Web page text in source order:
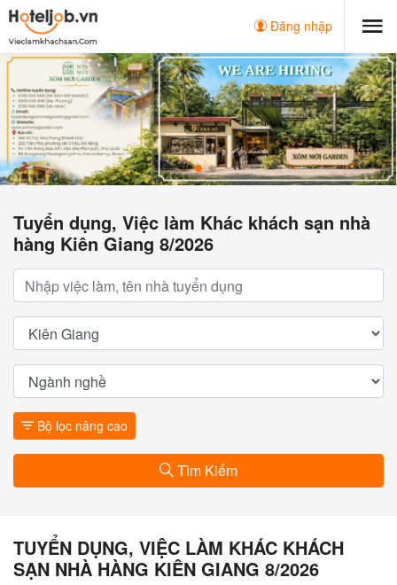
Đăng nhập
Tuyển dụng, Việc làm Khác khách sạn nhà
hàng Kiên Giang 8/2026
Bộ lọc nâng cao
Tìm Kiếm
TUYỂN DỤNG, VIỆC LÀM KHÁC KHÁCH
SẠN NHÀ HÀNG KIÊN GIANG 8/2026